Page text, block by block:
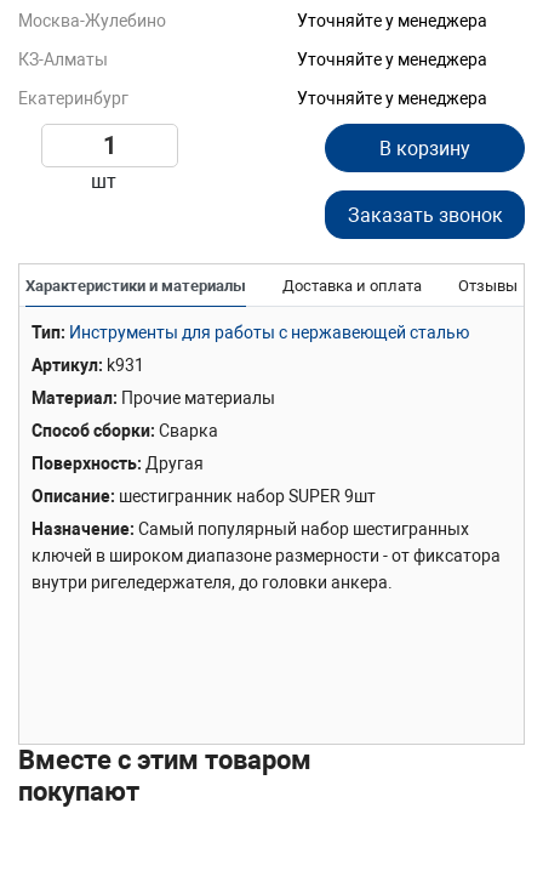
Москва-Жулебино
Уточняйте у менеджера
КЗ-Алматы
Уточняйте у менеджера
Екатеринбург
Уточняйте у менеджера
шт
В корзину
Заказать звонок
Характеристики и материалы Доставка и оплата Отзывы
Тип Инструменты для работы с нержавеющей сталью
Артикул k931
Материал Прочие материалы
Способ сборки Сварка
Поверхность Другая
Описание шестигранник набор SUPER 9шт
Назначение Самый популярный набор шестигранных
ключей в широком диапазоне размерности - от фиксатора
внутри ригеледержателя, до головки анкера.
Вместе с этим товаром
покупают